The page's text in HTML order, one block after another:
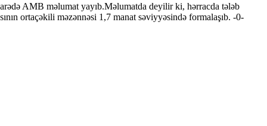
AMB məlumat yayıb.Məlumatda deyilir ki, hərracda tələb
ortaçəkili məzənnəsi 1,7 manat səviyyəsində formalaşıb. -0-